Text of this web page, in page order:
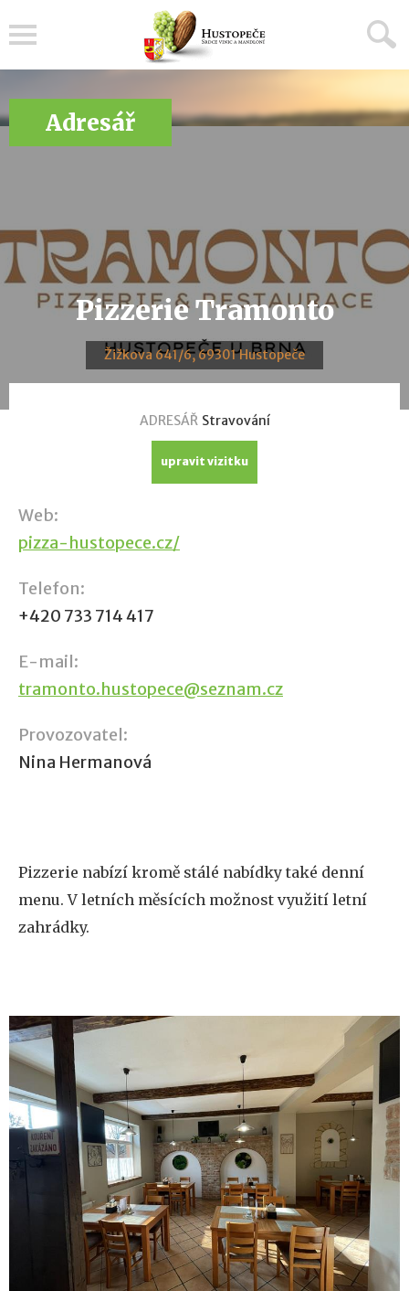
Adresář
Pizzerie Tramonto
Žižkova 641/6, 69301 Hustopeče
ADRESÁŘ Stravování
upravit vizitku
Web:
pizza-hustopece.cz/
Telefon:
+420 733 714 417
E-mail:
tramonto.hustopece@seznam.cz
Provozovatel:
Nina Hermanová
Pizzerie nabízí kromě stálé nabídky také denní
menu. V letních měsících možnost využití letní
zahrádky.